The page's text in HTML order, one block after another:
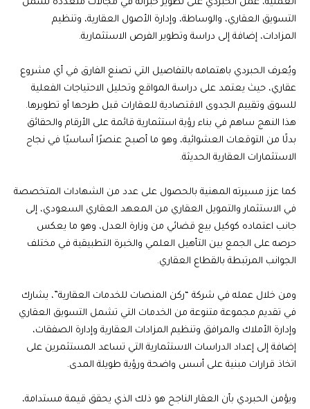
العملية، عمل الحبردي على تطوير خبراته في مجالات متعددة تشمل
التسويق العقاري، والوساطة، وإدارة الأصول العقارية، وتنظيم
المزادات، إضافة إلى دراسة وتطوير الفرص الاستثمارية.
ويُعرف الحبردي باهتمامه بالتفاصيل التي تصنع الفارق في أي مشروع
عقاري، حيث يعتمد على دراسة المواقع وتحليل الاحتياجات الفعلية
للسوق وتقييم الجدوى الاقتصادية للعقارات قبل طرحها أو تطويرها.
هذا النهج ساهم في بناء رؤية استثمارية قائمة على الأرقام والحقائق
بدلًا من التوقعات العشوائية، وهو ما أصبح عنصرًا أساسيًا في نجاح
الاستثمارات العقارية الحديثة.
كما عزز مسيرته المهنية بالحصول على عدد من الشهادات المتخصصة
في الاستثمار والتمويل العقاري من المعهد العقاري السعودي، إلى
جانب اعتماده كوكيل بيع قضائي من وزارة العدل، وهو ما يعكس
حرصه على الجمع بين التأهيل العلمي والخبرة التطبيقية في مختلف
الجوانب المرتبطة بالقطاع العقاري.
ومن خلال عمله في شركة “ركن المنصات للخدمات العقارية”، يشارك
في تقديم مجموعة متنوعة من الخدمات التي تشمل التسويق العقاري
وإدارة الأملاك والمرافق وتنظيم المزادات العقارية وإدارة الصفقات،
إضافة إلى إعداد الدراسات الاستثمارية التي تساعد المستثمرين على
اتخاذ قرارات مبنية على أسس واضحة ورؤية طويلة المدى.
ويؤمن الحبردي بأن العقار الناجح هو ذلك الذي يحقق قيمة مستدامة،